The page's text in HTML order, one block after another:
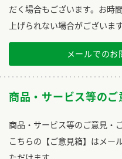
だく場合もございます。お時
上げられない場合がございます
メールでのお
商品・サービス等のご
商品・サービス等のご意見・
こちらの【ご意見箱】はメー